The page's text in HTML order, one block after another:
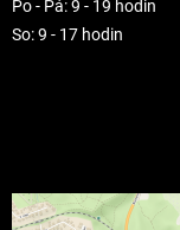
Po - Pá: 9 - 19 hodin
So: 9 - 17 hodin